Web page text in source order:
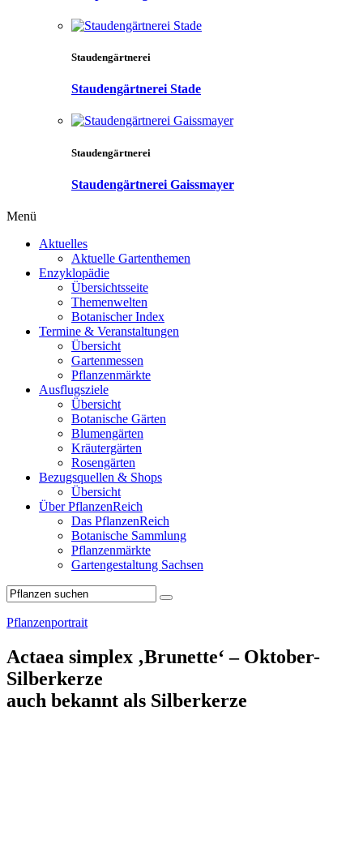
Staudengärtnerei
Staudengärtnerei Stade
Staudengärtnerei
Staudengärtnerei Gaissmayer
Menü
Aktuelles
Aktuelle Gartenthemen
Enzyklopädie
Übersichtsseite
Themenwelten
Botanischer Index
Termine & Veranstaltungen
Übersicht
Gartenmessen
Pflanzenmärkte
Ausflugsziele
Übersicht
Botanische Gärten
Blumengärten
Kräutergärten
Rosengärten
Bezugsquellen & Shops
Übersicht
Über PflanzenReich
Das PflanzenReich
Botanische Sammlung
Pflanzenmärkte
Gartengestaltung Sachsen
Pflanzenportrait
Actaea simplex ‚Brunette‘ – Oktober-
Silberkerze
auch bekannt als Silberkerze